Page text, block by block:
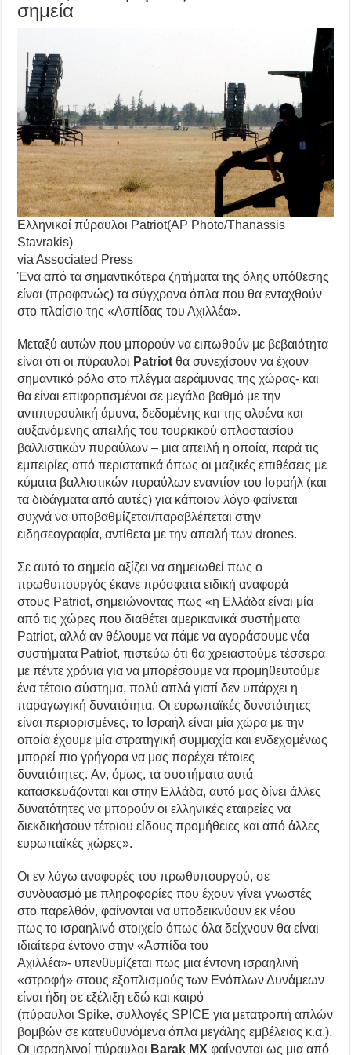
σημεία
Ελληνικοί πύραυλοι Patriot(AP Photo/Thanassis
Stavrakis)
via Associated Press
Ένα από τα σημαντικότερα ζητήματα της όλης υπόθεσης
είναι (προφανώς) τα σύγχρονα όπλα που θα ενταχθούν
στο πλαίσιο της «Ασπίδας του Αχιλλέα».
Μεταξύ αυτών που μπορούν να ειπωθούν με βεβαιότητα
είναι ότι οι πύραυλοι Patriotθα συνεχίσουν να έχουν
σημαντικό ρόλο στο πλέγμα αεράμυνας της χώρας- και
θα είναι επιφορτισμένοι σε μεγάλο βαθμό με την
αντιπυραυλική άμυνα, δεδομένης και της ολοένα και
αυξανόμενης απειλής του τουρκικού οπλοστασίου
βαλλιστικών πυραύλων – μια απειλή η οποία, παρά τις
εμπειρίες από περιστατικά όπως οι μαζικές επιθέσεις με
κύματα βαλλιστικών πυραύλων εναντίον του Ισραήλ (και
τα διδάγματα από αυτές) για κάποιον λόγο φαίνεται
συχνά να υποβαθμίζεται/παραβλέπεται στην
ειδησεογραφία, αντίθετα με την απειλή των drones.
Σε αυτό το σημείο αξίζει να σημειωθεί πως ο
πρωθυπουργός έκανε πρόσφατα ειδική αναφορά
στους Patriot, σημειώνοντας πως «η Ελλάδα είναι μία
από τις χώρες που διαθέτει αμερικανικά συστήματα
Patriot, αλλά αν θέλουμε να πάμε να αγοράσουμε νέα
συστήματα Patriot, πιστεύω ότι θα χρειαστούμε τέσσερα
με πέντε χρόνια για να μπορέσουμε να προμηθευτούμε
ένα τέτοιο σύστημα, πολύ απλά γιατί δεν υπάρχει η
παραγωγική δυνατότητα. Οι ευρωπαϊκές δυνατότητες
είναι περιορισμένες, το Ισραήλ είναι μία χώρα με την
οποία έχουμε μία στρατηγική συμμαχία και ενδεχομένως
μπορεί πιο γρήγορα να μας παρέχει τέτοιες
δυνατότητες. Αν, όμως, τα συστήματα αυτά
κατασκευάζονται και στην Ελλάδα, αυτό μας δίνει άλλες
δυνατότητες να μπορούν οι ελληνικές εταιρείες να
διεκδικήσουν τέτοιου είδους προμήθειες και από άλλες
ευρωπαϊκές χώρες».
Οι εν λόγω αναφορές του πρωθυπουργού, σε
συνδυασμό με πληροφορίες που έχουν γίνει γνωστές
στο παρελθόν, φαίνονται να υποδεικνύουν εκ νέου
πως το ισραηλινό στοιχείο όπως όλα δείχνουν θα είναι
ιδιαίτερα έντονο στην «Ασπίδα του
Αχιλλέα»- υπενθυμίζεται πως μια έντονη ισραηλινή
«στροφή» στους εξοπλισμούς των Ενόπλων Δυνάμεων
είναι ήδη σε εξέλιξη εδώ και καιρό
(πύραυλοι Spike, συλλογές SPICE για μετατροπή απλών
βομβών σε κατευθυνόμενα όπλα μεγάλης εμβέλειας κ.α.).
Οι ισραηλινοί πύραυλοι Barak MXφαίνονται ως μια από